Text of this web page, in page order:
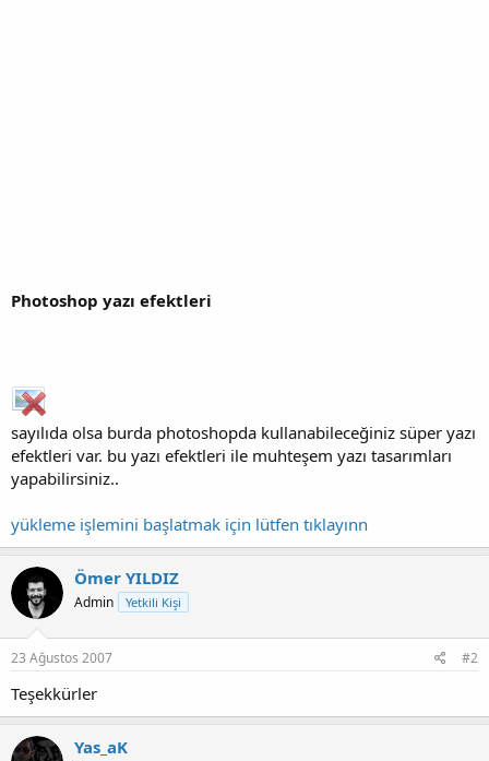
Photoshop yazı efektleri
sayılıda olsa burda photoshopda kullanabileceğiniz süper yazı
efektleri var. bu yazı efektleri ile muhteşem yazı tasarımları
yapabilirsiniz..
yükleme işlemini başlatmak için lütfen tıklayınn
Ömer YILDIZ
Admin Yetkili Kişi
23 Ağustos 2007 #2
Teşekkürler
Yas_aK